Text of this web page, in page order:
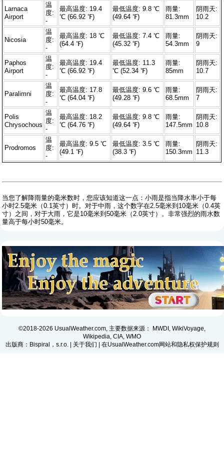
Larnaca
Airport
温
度:
-
最高温度: 19.4
℃ (66.92 ℉)
最低温度: 9.8 ℃
(49.64 ℉)
雨量:
81.3mm
阴雨天:
10.2
Nicosia
温
度:
-
最高温度: 18 ℃
(64.4 ℉)
最低温度: 7.4 ℃
(45.32 ℉)
雨量:
54.3mm
阴雨天:
9
Paphos
Airport
温
度:
-
最高温度: 19.4
℃ (66.92 ℉)
最低温度: 11.3
℃ (52.34 ℉)
雨量:
85mm
阴雨天:
10.7
Paralimni
温
度:
-
最高温度: 17.8
℃ (64.04 ℉)
最低温度: 9.6 ℃
(49.28 ℉)
雨量:
68.5mm
阴雨天:
7
Polis
Chrysochous
温
度:
-
最高温度: 18.2
℃ (64.76 ℉)
最低温度: 9.8 ℃
(49.64 ℉)
雨量:
147.5mm
阴雨天:
10.8
Prodromos
温
度:
-
最高温度: 9.5 ℃
(49.1 ℉)
最低温度: 3.5 ℃
(38.3 ℉)
雨量:
150.3mm
阴雨天:
11.3
当您了解降雨量的毫米数时，您应该知道这一点：小雨是指当降水率小于每
小时2.5毫米（0.1英寸）时。对于中雨，这个数字在2.5毫米到10毫米（0.4英
寸）之间，对于大雨，它是10毫米到50毫米（2.0英寸）。非常强烈的雨水数
量高于每小时50毫米。
©2018-2026 UsualWeather.com, 主要数据来源： MWDI, WikiVoyage,
Wikipedia, CIA, WMO
出版商：Bispiral，s.r.o. | 关于我们 | 在UsualWeather.com网站和隐私权保护规则